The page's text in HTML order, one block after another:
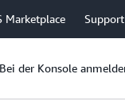
Marketplace Support
Bei der Konsole